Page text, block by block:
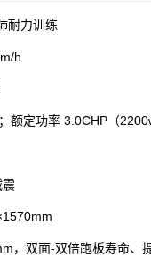
耐力训练
h
额定功率 3.0CHP（
震
，双面-双倍跑板寿命、